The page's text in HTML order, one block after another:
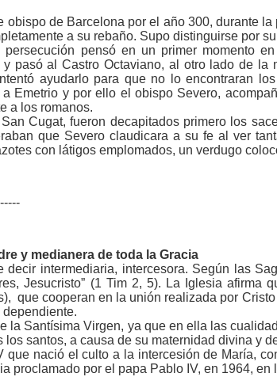
obispo de Barcelona por el año 300, durante
a su rebaño. Supo distinguirse por
pensó en un primer momento
y pasó al Castro Octaviano, al otro lado de
ayudarlo para que no lo encontraran
Emetrio y por ello el obispo Severo,
a los romanos.
Cugat, fueron decapitados primero los
que Severo claudicara a su fe al ver
con látigos emplomados, un verdugo
y medianera de toda la Gracia
decir intermediaria, intercesora. Según las
Jesucristo” (1 Tim 2, 5). La Iglesia afirma
que cooperan en la unión realizada por
dependiente.
la Santísima Virgen, ya que en ella las
los santos, a causa de su maternidad divina y
que nació el culto a la intercesión de María,
proclamado por el papa Pablo IV, en 1964,